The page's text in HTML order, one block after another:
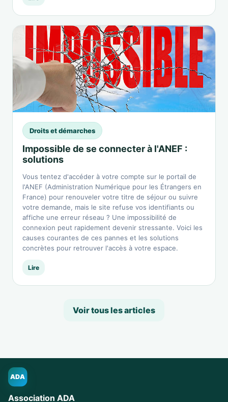
Droits et démarches
Impossible de se connecter à l'ANEF :
solutions
Vous tentez d'accéder à votre compte sur le portail de
l'ANEF (Administration Numérique pour les Étrangers en
France) pour renouveler votre titre de séjour ou suivre
votre demande, mais le site refuse vos identifiants ou
affiche une erreur réseau ? Une impossibilité de
connexion peut rapidement devenir stressante. Voici les
causes courantes de ces pannes et les solutions
concrètes pour retrouver l'accès à votre espace.
Lire
Voir tous les articles
ADA
Association ADA